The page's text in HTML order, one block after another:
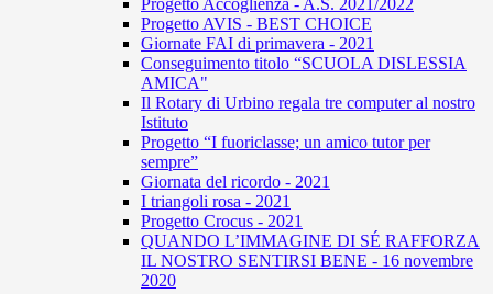
Progetto Accoglienza - A.S. 2021/2022
Progetto AVIS - BEST CHOICE
Giornate FAI di primavera - 2021
Conseguimento titolo “SCUOLA DISLESSIA
AMICA"
Il Rotary di Urbino regala tre computer al nostro
Istituto
Progetto “I fuoriclasse; un amico tutor per
sempre”
Giornata del ricordo - 2021
I triangoli rosa - 2021
Progetto Crocus - 2021
QUANDO L’IMMAGINE DI SÉ RAFFORZA
IL NOSTRO SENTIRSI BENE - 16 novembre
2020